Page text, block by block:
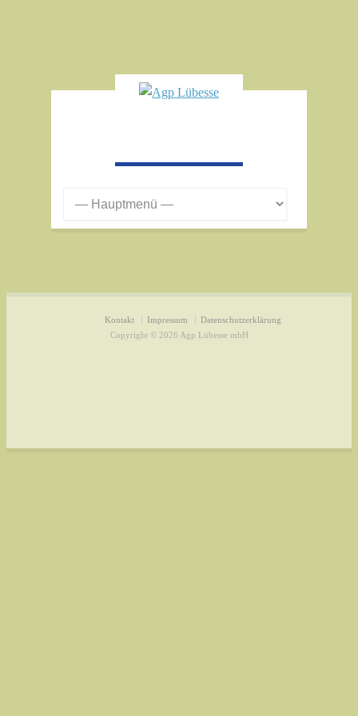
Kontakt Impressum
Datenschutzerklärung
Copyright © 2026 Agp Lübesse mbH